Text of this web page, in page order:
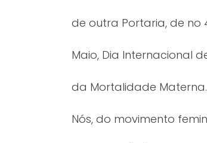
de outra Portaria, de no
Maio, Dia Internacional
da Mortalidade
Nós, do movimento